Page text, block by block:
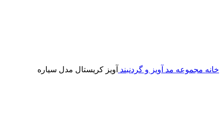
خانه مجموعه مد آویز و گردنبند آویز کریستال مدل سیاره